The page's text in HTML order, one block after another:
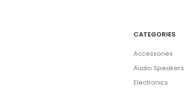
CATEGORIES
Accessories
Audio Speakers
Electronics